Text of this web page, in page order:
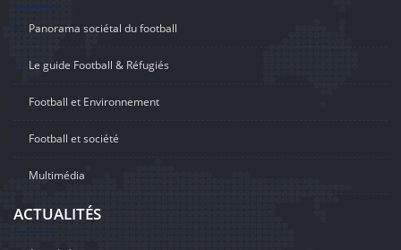
Panorama sociétal du football
Le guide Football & Réfugiés
Football et Environnement
Football et société
Multimédia
ACTUALITÉS